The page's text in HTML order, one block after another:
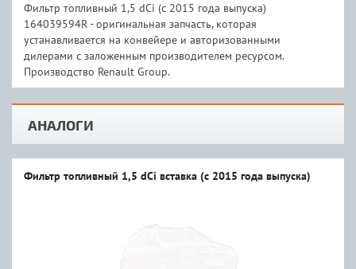
Фильтр топливный 1,5 dCi (с 2015 года выпуска)
164039594R - оригинальная запчасть, которая
устанавливается на конвейере и авторизованными
дилерами с заложенным производителем ресурсом.
Производство Renault Group.
АНАЛОГИ
Фильтр топливный 1,5 dCi вставка (с 2015 года выпуска)